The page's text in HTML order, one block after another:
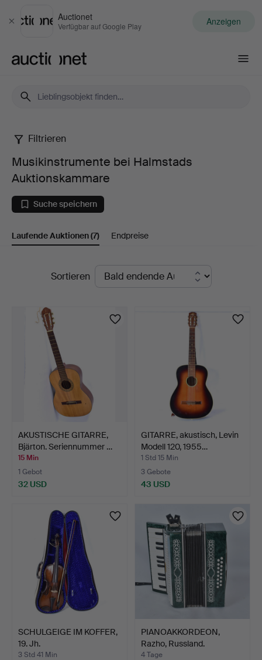
Schließen
Auctionet
Verfügbar auf Google Play Anzeigen
Musikinstrumente
bei
Halmstads
Auktionskammare
Filtrieren
Musikinstrumente bei Halmstads
Auktionskammare
Suche speichern
Laufende Auktionen(7) Endpreise
LaufendeSortieren
AKUSTISCHE GITARRE,
Bjärton. Seriennummer …
15 Min
1 Gebot
32 USD
GITARRE, akustisch, Levin
Modell 120, 1955…
1 Std 15 Min
3 Gebote
43 USD
SCHULGEIGE IM KOFFER,
19. Jh.
3 Std 41 Min
PIANOAKKORDEON,
Razho, Russland.
4 Tage